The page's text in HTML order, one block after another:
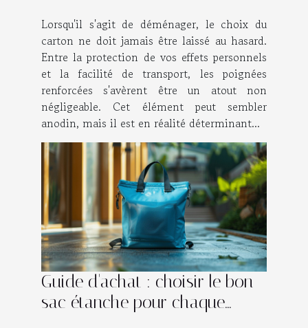
Lorsqu'il s'agit de déménager, le choix du
carton ne doit jamais être laissé au hasard.
Entre la protection de vos effets personnels
et la facilité de transport, les poignées
renforcées s'avèrent être un atout non
négligeable. Cet élément peut sembler
anodin, mais il est en réalité déterminant...
Guide d'achat : choisir le bon
sac étanche pour chaque